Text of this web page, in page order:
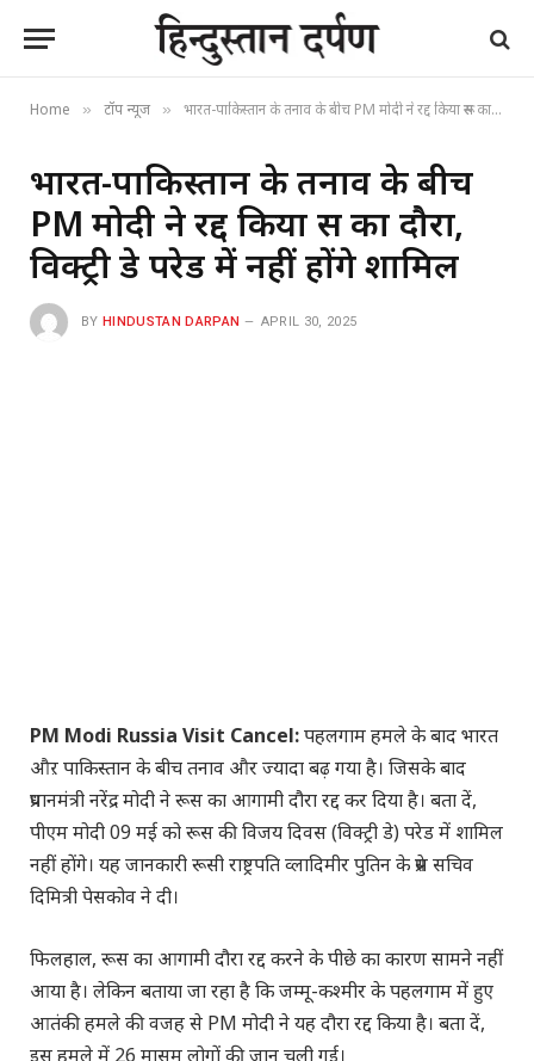
Home » टॉप न्यूज » भारत-पाकिस्तान के तनाव के बीच PM मोदी ने रद्द किया रूस का दौरा, विक्ट्री डे परेड में नहीं होंगे शामिल
भारत-पाकिस्तान के तनाव के बीच
PM मोदी ने रद्द किया रूस का दौरा,
विक्ट्री डे परेड में नहीं होंगे शामिल
BY HINDUSTAN DARPAN APRIL 30, 2025
PM Modi Russia Visit Cancel:पहलगाम हमले के बाद भारत
औऱ पाकिस्तान के बीच तनाव और ज्यादा बढ़ गया है। जिसके बाद
प्रधानमंत्री नरेंद्र मोदी ने रूस का आगामी दौरा रद्द कर दिया है। बता दें,
पीएम मोदी 09 मई को रूस की विजय दिवस (विक्ट्री डे) परेड में शामिल
नहीं होंगे। यह जानकारी रूसी राष्ट्रपति व्लादिमीर पुतिन के प्रेस सचिव
दिमित्री पेसकोव ने दी।
फिलहाल, रूस का आगामी दौरा रद्द करने के पीछे का कारण सामने नहीं
आया है। लेकिन बताया जा रहा है कि जम्मू-कश्मीर के पहलगाम में हुए
आतंकी हमले की वजह से PM मोदी ने यह दौरा रद्द किया है। बता दें,
इस हमले में 26 मासूम लोगों की जान चली गई।